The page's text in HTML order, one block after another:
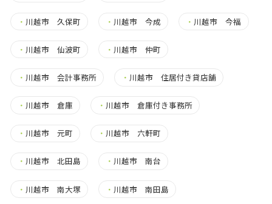
・ 川越市 久保町 ・ 川越市 今成 ・ 川越市 今福
・ 川越市 仙波町 ・ 川越市 仲町
・ 川越市 会計事務所 ・ 川越市 住居付き貸店舗
・ 川越市 倉庫 ・ 川越市 倉庫付き事務所
・ 川越市 元町 ・ 川越市 六軒町
・ 川越市 北田島 ・ 川越市 南台
・ 川越市 南大塚 ・ 川越市 南田島